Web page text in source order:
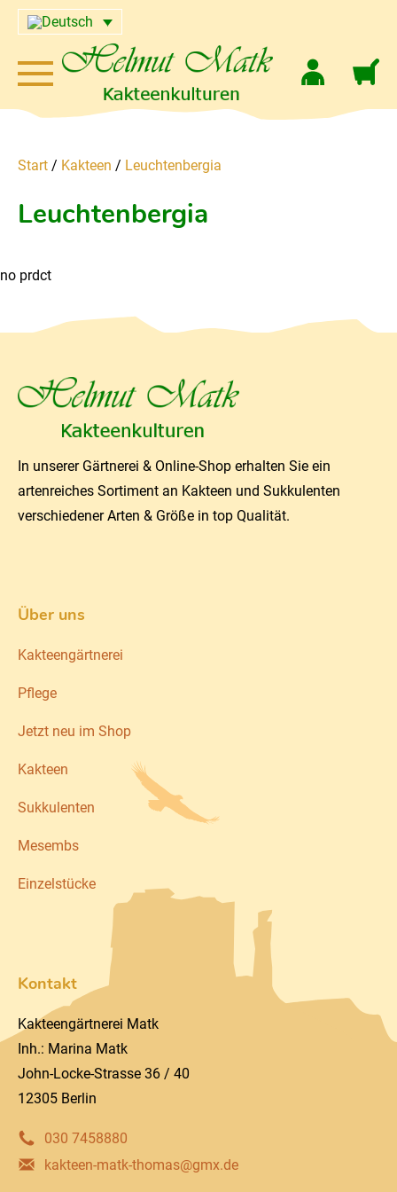
Start / Kakteen / Leuchtenbergia
Leuchtenbergia
no prdct
In unserer Gärtnerei & Online-Shop erhalten Sie ein
artenreiches Sortiment an Kakteen und Sukkulenten
verschiedener Arten & Größe in top Qualität.
Über uns
Kakteengärtnerei
Pflege
Jetzt neu im Shop
Kakteen
Sukkulenten
Mesembs
Einzelstücke
Kontakt
Kakteengärtnerei Matk
Inh.: Marina Matk
John-Locke-Strasse 36 / 40
12305 Berlin
030 7458880
kakteen-matk-thomas@gmx.de